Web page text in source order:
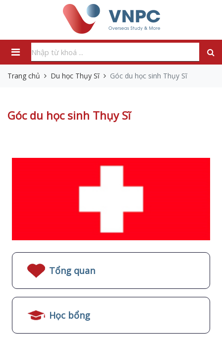
Trang chủ Du học Thụy Sĩ Góc du học sinh Thụy Sĩ
Góc du học sinh Thụy Sĩ
Tổng quan
Học bổng